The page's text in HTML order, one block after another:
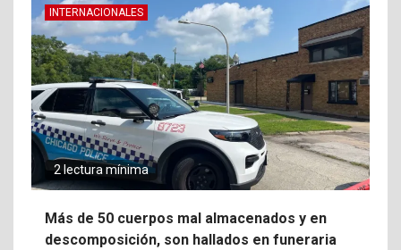
INTERNACIONALES
2 lectura mínima
Más de 50 cuerpos mal almacenados y en
descomposición, son hallados en funeraria